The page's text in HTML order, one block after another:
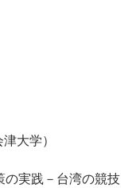
大学）
実践－台湾の競技